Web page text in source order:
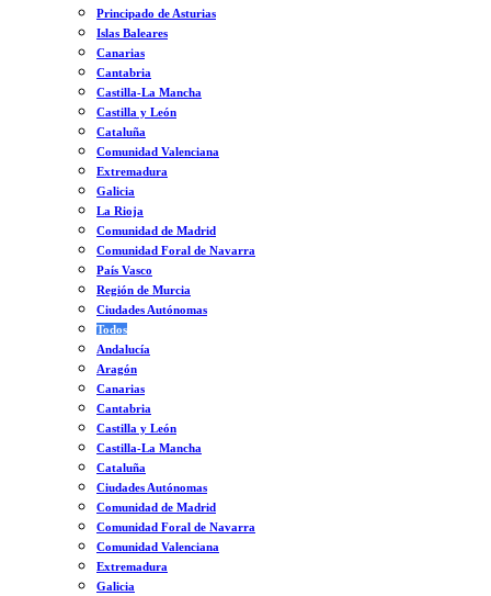
Principado de Asturias
Islas Baleares
Canarias
Cantabria
Castilla-La Mancha
Castilla y León
Cataluña
Comunidad Valenciana
Extremadura
Galicia
La Rioja
Comunidad de Madrid
Comunidad Foral de Navarra
País Vasco
Región de Murcia
Ciudades Autónomas
Todos
Andalucía
Aragón
Canarias
Cantabria
Castilla y León
Castilla-La Mancha
Cataluña
Ciudades Autónomas
Comunidad de Madrid
Comunidad Foral de Navarra
Comunidad Valenciana
Extremadura
Galicia